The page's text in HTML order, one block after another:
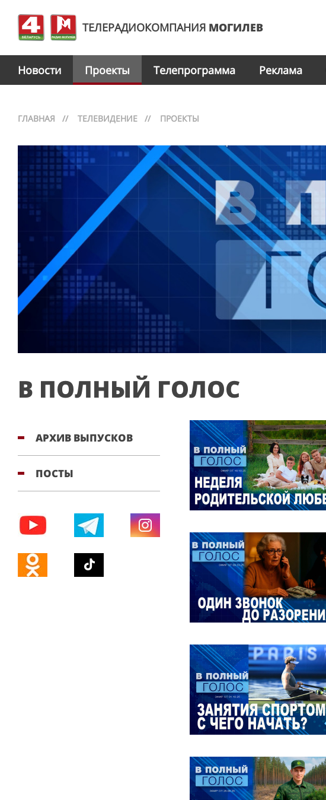
ТЕЛЕРАДИОКОМПАНИЯ МОГИЛЕВ
Новости Проекты Телепрограмма Реклама
ГЛАВНАЯ // ТЕЛЕВИДЕНИЕ // ПРОЕКТЫ
В ПОЛНЫЙ ГОЛОС
АРХИВ ВЫПУСКОВ
ПОСТЫ